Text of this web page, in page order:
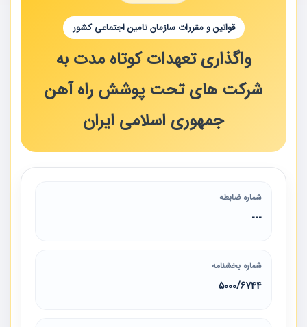
قوانین و مقررات سازمان تامین اجتماعی کشور
واگذاری تعهدات کوتاه مدت به
شرکت های تحت پوشش راه آهن
جمهوری اسلامی ایران
شماره ضابطه
---
شماره بخشنامه
5000/6744